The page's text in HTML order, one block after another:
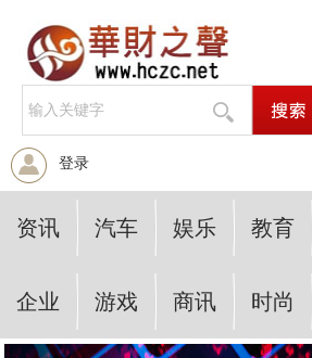
登录
资讯 汽车 娱乐 教育
企业 游戏 商讯 时尚